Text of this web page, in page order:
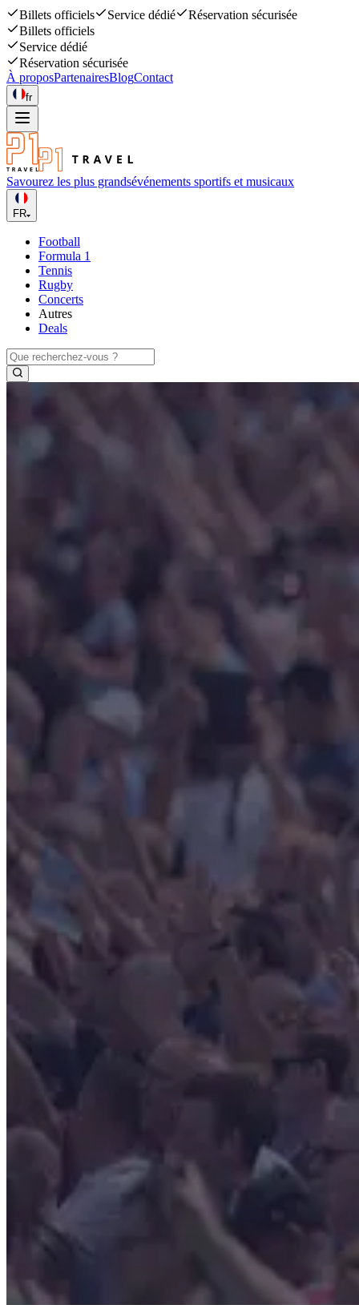
Billets officiels Service dédié
Réservation sécurisée
Billets officiels
Service dédié
Réservation sécurisée
À proposPartenairesBlogContact
fr
Savourez les plus grandsévénements sportifs et musicaux
FR
Football
Formula 1
Tennis
Rugby
Concerts
Autres
Deals